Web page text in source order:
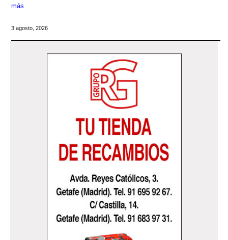
más
3 agosto, 2026